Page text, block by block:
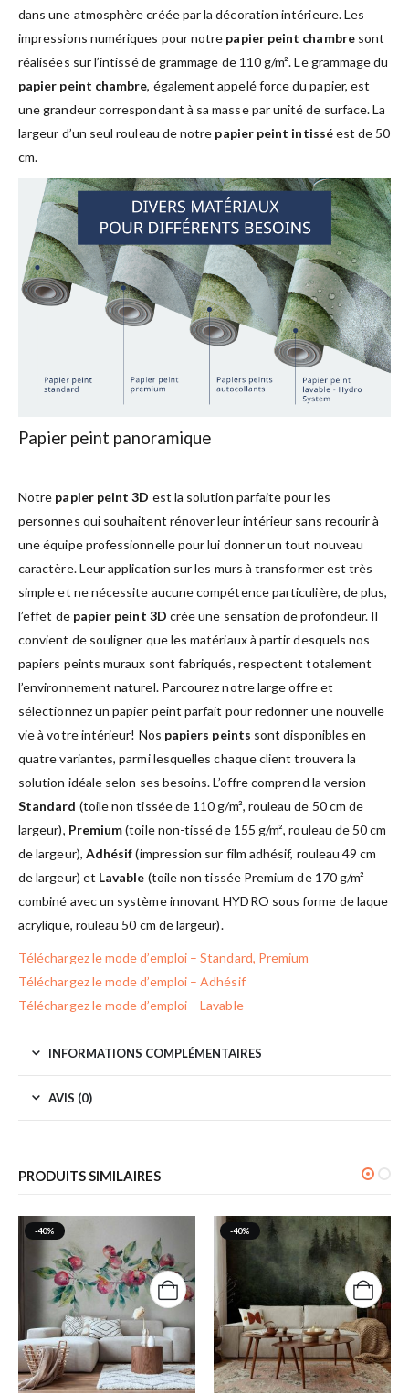
dans une atmosphère créée par la décoration intérieure. Les
impressions numériques pour notre papier peint chambresont
réalisées sur l’intissé de grammage de 110 g/m². Le grammage du
papier peint chambre, également appelé force du papier, est
une grandeur correspondant à sa masse par unité de surface. La
largeur d’un seul rouleau de notre papier peint intisséest de 50
cm.
Papier peint panoramique
Notre papier peint 3D est la solution parfaite pour les
personnes qui souhaitent rénover leur intérieur sans recourir à
une équipe professionnelle pour lui donner un tout nouveau
caractère. Leur application sur les murs à transformer est très
simple et ne nécessite aucune compétence particulière, de plus,
l’effet de papier peint 3D crée une sensation de profondeur. Il
convient de souligner que les matériaux à partir desquels nos
papiers peints muraux sont fabriqués, respectent totalement
l’environnement naturel. Parcourez notre large offre et
sélectionnez un papier peint parfait pour redonner une nouvelle
vie à votre intérieur! Nos papiers peints sont disponibles en
quatre variantes, parmi lesquelles chaque client trouvera la
solution idéale selon ses besoins. L’offre comprend la version
Standard (toile non tissée de 110 g/m², rouleau de 50 cm de
largeur), Premium(toile non-tissé de 155 g/m², rouleau de 50 cm
de largeur), Adhésif(impression sur film adhésif, rouleau 49 cm
de largeur) et Lavable (toile non tissée Premium de 170 g/m²
combiné avec un système innovant HYDRO sous forme de laque
acrylique, rouleau 50 cm de largeur).
Téléchargez le mode d’emploi – Standard, Premium
Téléchargez le mode d’emploi – Adhésif
Téléchargez le mode d’emploi – Lavable
INFORMATIONS COMPLÉMENTAIRES
AVIS (0)
PRODUITS SIMILAIRES
-40% -40%